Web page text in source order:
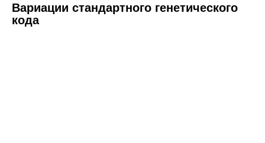
Вариации стандартного генетического
кода